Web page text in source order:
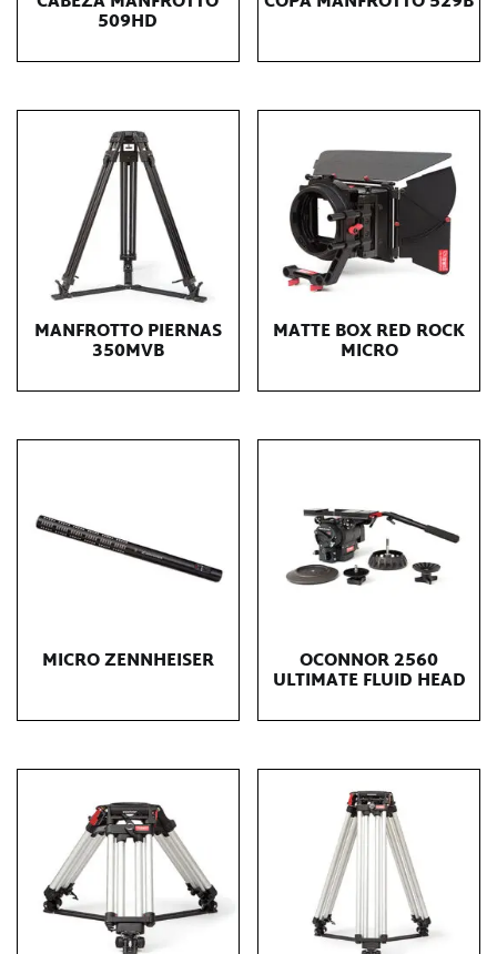
509HD
MANFROTTO PIERNAS
350MVB
MATTE BOX RED ROCK
MICRO
MICRO ZENNHEISER OCONNOR 2560
ULTIMATE FLUID HEAD